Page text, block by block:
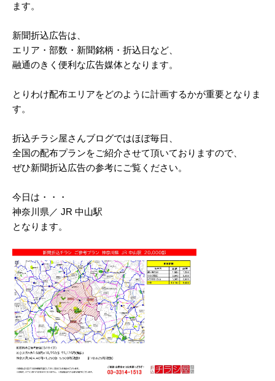
2025/10
2025/08
2025/07
2025/05
2025/03
2025/02
2025/01
2024/12
2024/10
2024/09
2024/08
2024/07
2024/06
ます。
新聞折込広告は、
エリア・部数・新聞銘柄・折込日など、
融通のきく便利な広告媒体となります。
とりわけ配布エリアをどのように計画するかが重要となりま
す。
折込チラシ屋さんブログではほぼ毎日、
全国の配布プランをご紹介させて頂いておりますので、
ぜひ新聞折込広告の参考にご覧ください。
今日は・・・
神奈川県／ JR 中山駅
となります。